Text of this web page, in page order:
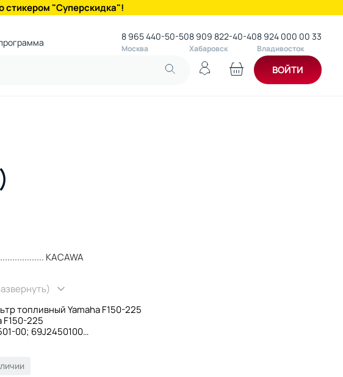
стикером "Суперскидка"!
8 965 440-50-50
Москва
8 909 822-40-40
Хабаровск
8 924 000 00 33
Владивосток
ВОЙТИ
KACAWA
топливный Yamaha F150-225
F150-225
00; 69J2450100